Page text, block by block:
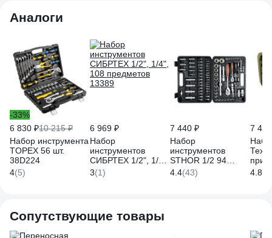
Аналоги
-33%
6 830 ₽10 215 ₽
Набор инструмента
TOPEX 56 шт.
38D224
4(5)
6 969 ₽
Набор
инструментов
СИБРТЕХ 1/2", 1/4",
108 предметов
13389
3(1)
7 440 ₽
Набор
инструментов
STHOR 1/2 94
предмета
пластиковый кейс
4.4(43)
7
1/4",
4.8
Сопутствующие товары